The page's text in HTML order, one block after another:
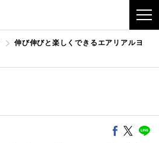
伸び伸びと楽しくできるエアリアルヨ